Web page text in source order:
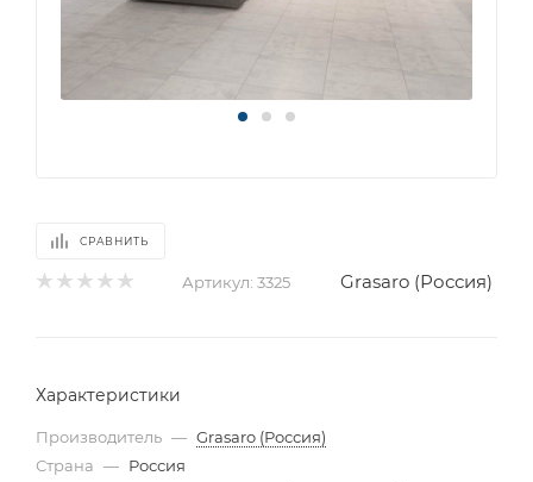
СРАВНИТЬ
Артикул: 3325 Grasaro (Россия)
Характеристики
Производитель — Grasaro (Россия)
Страна — Россия